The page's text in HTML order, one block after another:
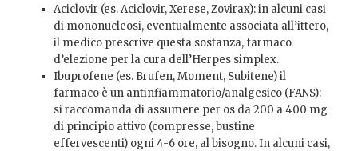
Aciclovir (es. Aciclovir, Xerese, Zovirax): in alcuni casi
di mononucleosi, eventualmente associata all’ittero,
il medico prescrive questa sostanza, farmaco
d’elezione per la cura dell’Herpes simplex.
Ibuprofene (es. Brufen, Moment, Subitene) il
farmaco è un antinfiammatorio/analgesico (FANS):
si raccomanda di assumere per os da 200 a 400 mg
di principio attivo (compresse, bustine
effervescenti) ogni 4-6 ore, al bisogno. In alcuni casi,